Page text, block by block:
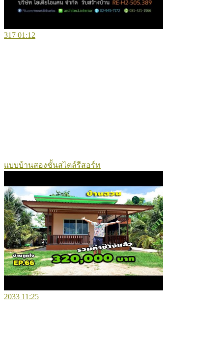
317 01:12
แบบบ้านสองชั้นสไตล์รีสอร์ท
2033 11:25